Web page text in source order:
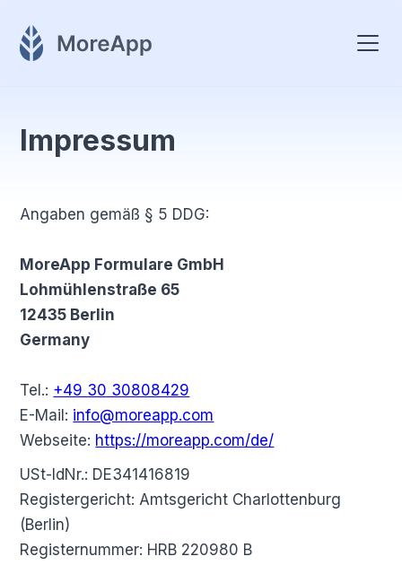
Impressum
Angaben gemäß § 5 DDG:
MoreApp Formulare GmbH
Lohmühlenstraße 65
12435 Berlin
Germany
Tel.: +49 30 30808429
E-Mail: info@moreapp.com
Webseite: https://moreapp.com/de/
USt-IdNr.: DE341416819
Registergericht: Amtsgericht Charlottenburg
(Berlin)
Registernummer: HRB 220980 B